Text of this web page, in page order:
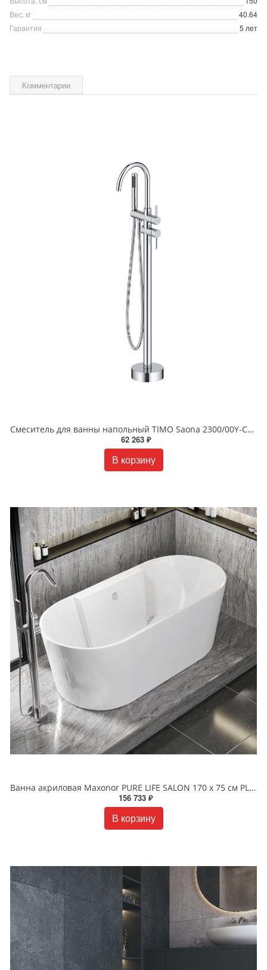
Вес, кг
40.64
Гарантия
5 лет
Комментарии
Смеситель для ванны напольный TIMO Saona 2300/00Y-CR хром
62 263 ₽
В корзину
Ванна акриловая Maxonor PURE LIFE SALON 170 х 75 см PL-BT1704 белая
156 733 ₽
В корзину